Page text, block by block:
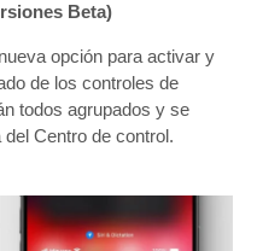
Beta)
opción para activar y
de los controles de
todos agrupados y se
Centro de control.